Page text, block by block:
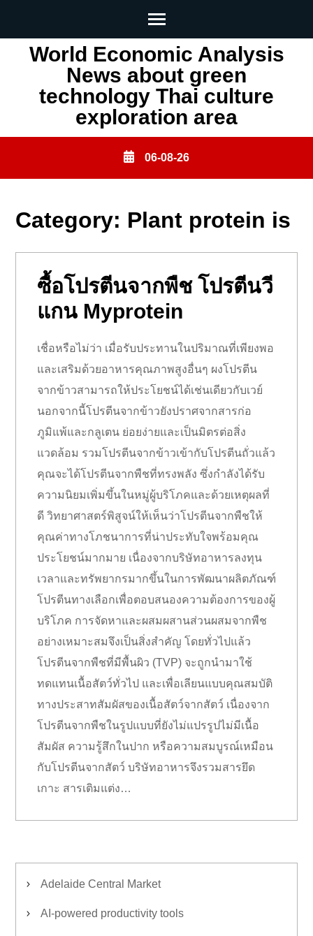
World Economic Analysis
News about green
technology Thai culture
exploration area
06-08-26
Category: Plant protein is
ซื้อโปรตีนจากพืช โปรตีนวี
แกน Myprotein
เชื่อหรือไม่ว่า เมื่อรับประทานในปริมาณที่เพียงพอ
และเสริมด้วยอาหารคุณภาพสูงอื่นๆ ผงโปรตีน
จากข้าวสามารถให้ประโยชน์ได้เช่นเดียวกับเวย์
นอกจากนี้โปรตีนจากข้าวยังปราศจากสารก่อ
ภูมิแพ้และกลูเตน ย่อยง่ายและเป็นมิตรต่อสิ่ง
แวดล้อม รวมโปรตีนจากข้าวเข้ากับโปรตีนถั่วแล้ว
คุณจะได้โปรตีนจากพืชที่ทรงพลัง ซึ่งกำลังได้รับ
ความนิยมเพิ่มขึ้นในหมู่ผู้บริโภคและด้วยเหตุผลที่
ดี วิทยาศาสตร์พิสูจน์ให้เห็นว่าโปรตีนจากพืชให้
คุณค่าทางโภชนาการที่น่าประทับใจพร้อมคุณ
ประโยชน์มากมาย เนื่องจากบริษัทอาหารลงทุน
เวลาและทรัพยากรมากขึ้นในการพัฒนาผลิตภัณฑ์
โปรตีนทางเลือกเพื่อตอบสนองความต้องการของผู้
บริโภค การจัดหาและผสมผสานส่วนผสมจากพืช
อย่างเหมาะสมจึงเป็นสิ่งสำคัญ โดยทั่วไปแล้ว
โปรตีนจากพืชที่มีพื้นผิว (TVP) จะถูกนำมาใช้
ทดแทนเนื้อสัตว์ทั่วไป และเพื่อเลียนแบบคุณสมบัติ
ทางประสาทสัมผัสของเนื้อสัตว์จากสัตว์ เนื่องจาก
โปรตีนจากพืชในรูปแบบที่ยังไม่แปรรูปไม่มีเนื้อ
สัมผัส ความรู้สึกในปาก หรือความสมบูรณ์เหมือน
กับโปรตีนจากสัตว์ บริษัทอาหารจึงรวมสารยึด
เกาะ สารเติมแต่ง…
Adelaide Central Market
AI-powered productivity tools